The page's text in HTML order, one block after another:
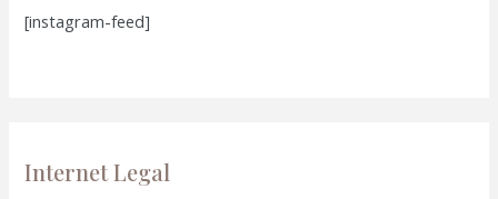
s
r
[instagram-feed]
Internet Legal